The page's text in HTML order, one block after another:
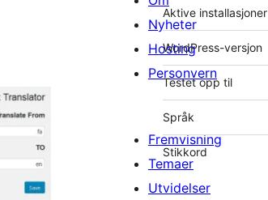
Aktive installasjoner
WordPress-versjon
Testet opp til
Språk
Stikkord
Nyheter
Hosting
Personvern
Fremvisning
Temaer
Utvidelser